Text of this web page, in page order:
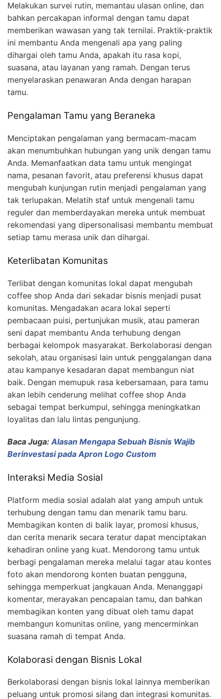
Melakukan survei rutin, memantau ulasan online, dan
bahkan percakapan informal dengan tamu dapat
memberikan wawasan yang tak ternilai. Praktik-praktik
ini membantu Anda mengenali apa yang paling
dihargai oleh tamu Anda, apakah itu rasa kopi,
suasana, atau layanan yang ramah. Dengan terus
menyelaraskan penawaran Anda dengan harapan
tamu.
Pengalaman Tamu yang Beraneka
Menciptakan pengalaman yang bermacam-macam
akan menumbuhkan hubungan yang unik dengan tamu
Anda. Memanfaatkan data tamu untuk mengingat
nama, pesanan favorit, atau preferensi khusus dapat
mengubah kunjungan rutin menjadi pengalaman yang
tak terlupakan. Melatih staf untuk mengenali tamu
reguler dan memberdayakan mereka untuk membuat
rekomendasi yang dipersonalisasi membantu membuat
setiap tamu merasa unik dan dihargai.
Keterlibatan Komunitas
Terlibat dengan komunitas lokal dapat mengubah
coffee shop Anda dari sekadar bisnis menjadi pusat
komunitas. Mengadakan acara lokal seperti
pembacaan puisi, pertunjukan musik, atau pameran
seni dapat membantu Anda terhubung dengan
berbagai kelompok masyarakat. Berkolaborasi dengan
sekolah, atau organisasi lain untuk penggalangan dana
atau kampanye kesadaran dapat membangun niat
baik. Dengan memupuk rasa kebersamaan, para tamu
akan lebih cenderung melihat coffee shop Anda
sebagai tempat berkumpul, sehingga meningkatkan
loyalitas dan lalu lintas pengunjung.
Baca Juga: Alasan Mengapa Sebuah Bisnis Wajib
Berinvestasi pada Apron Logo Custom
Interaksi Media Sosial
Platform media sosial adalah alat yang ampuh untuk
terhubung dengan tamu dan menarik tamu baru.
Membagikan konten di balik layar, promosi khusus,
dan cerita menarik secara teratur dapat menciptakan
kehadiran online yang kuat. Mendorong tamu untuk
berbagi pengalaman mereka melalui tagar atau kontes
foto akan mendorong konten buatan pengguna,
sehingga memperkuat jangkauan Anda. Menanggapi
komentar, merayakan pencapaian tamu, dan bahkan
membagikan konten yang dibuat oleh tamu dapat
membangun komunitas online, yang mencerminkan
suasana ramah di tempat Anda.
Kolaborasi dengan Bisnis Lokal
Berkolaborasi dengan bisnis lokal lainnya memberikan
peluang untuk promosi silang dan integrasi komunitas.